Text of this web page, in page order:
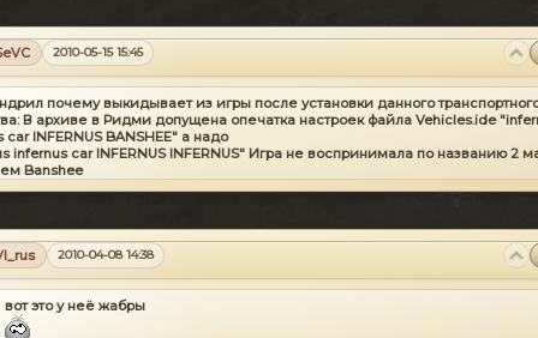
2010-05-15 15:45
почему выкидывает из игры после установки данного
В архиве в Ридми допущена опечатка настроек файла Vehicles.ide
car INFERNUS BANSHEE" а надо
infernus car INFERNUS INFERNUS" Игра не воспринимала по названию 2
Banshee
2010-04-08 14:38
вот это у неё жабры